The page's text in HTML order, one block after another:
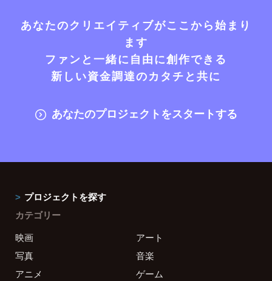
あなたのクリエイティブがここから始まり
ます
ファンと一緒に自由に創作できる
新しい資金調達のカタチと共に
あなたのプロジェクトをスタートする
プロジェクトを探す
カテゴリー
映画
アート
写真
音楽
アニメ
ゲーム